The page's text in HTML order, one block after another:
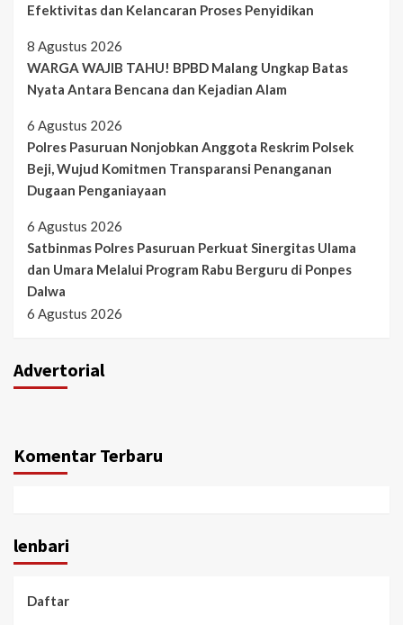
Efektivitas dan Kelancaran Proses Penyidikan
8 Agustus 2026
WARGA WAJIB TAHU! BPBD Malang Ungkap Batas
Nyata Antara Bencana dan Kejadian Alam
6 Agustus 2026
Polres Pasuruan Nonjobkan Anggota Reskrim Polsek
Beji, Wujud Komitmen Transparansi Penanganan
Dugaan Penganiayaan
6 Agustus 2026
Satbinmas Polres Pasuruan Perkuat Sinergitas Ulama
dan Umara Melalui Program Rabu Berguru di Ponpes
Dalwa
6 Agustus 2026
Advertorial
Komentar Terbaru
lenbari
Daftar